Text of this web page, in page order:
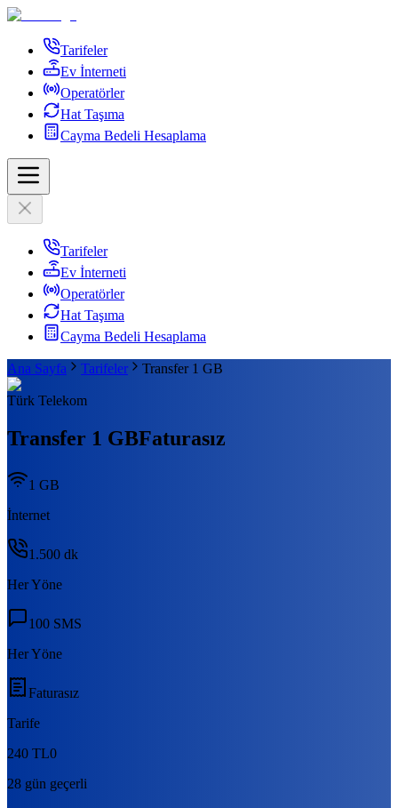
Tarifeler
Ev İnterneti
Operatörler
Hat Taşıma
Cayma Bedeli Hesaplama
Tarifeler
Ev İnterneti
Operatörler
Hat Taşıma
Cayma Bedeli Hesaplama
Ana Sayfa Tarifeler Transfer 1 GB
Türk Telekom
Transfer 1 GBFaturasız
1 GB
İnternet
1.500 dk
Her Yöne
100 SMS
Her Yöne
Faturasız
Tarife
240 TL0
28 gün geçerli